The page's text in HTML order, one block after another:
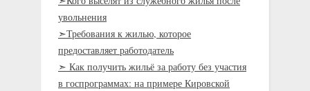
увольнения
➣Требования к жилью, которое
предоставляет работодатель
➣ Как получить жильё за работу без участия
в госпрограммах: на примере Кировской